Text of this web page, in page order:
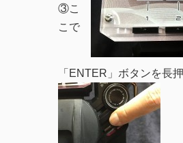
③こ
こで
「ENTER」ボタンを長